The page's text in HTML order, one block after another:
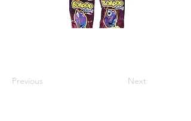
Previous Next